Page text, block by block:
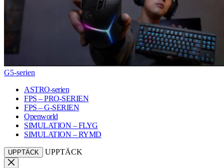
G5-serien
ASTRO-serien
FPS – PRO-SERIEN
FPS – G-SERIEN
Openworld
SIMULATION – FLYG
SIMULATION – RYMD
UPPTÄCK UPPTÄCK